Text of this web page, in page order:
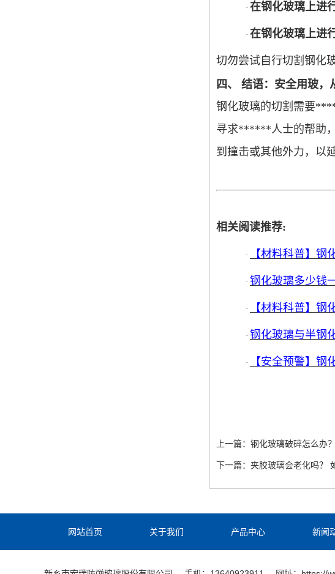
· 在钢化玻璃上进
· 在钢化玻璃上进
切勿尝试自行切割钢化
四、
结语：安全用玻，
钢化玻璃的切割需要
寻求******人士的帮助
到撞击或其他外力，以
相关阅读推荐:
· 【材料科普】钢
· 钢化玻璃多少钱
· 【材料科普】钢
· 钢化玻璃与半钢
· 【安全预警】钢
上一篇： 钢化玻璃破碎怎么办
下一篇： 夹胶玻璃会老化吗？
网站首页 关于我们 产品中心 新闻